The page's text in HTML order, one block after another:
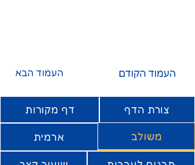
העמוד הבא העמוד הקודם
צורת הדף דף מקורות
משולב ארמית